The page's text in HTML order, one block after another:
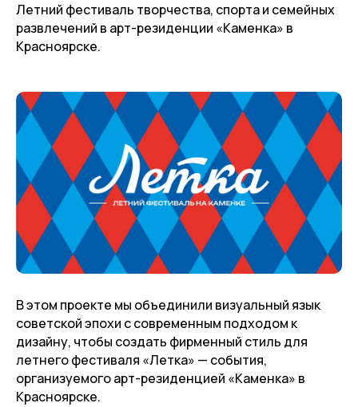
Летний фестиваль творчества, спорта и семейных
развлечений в арт-резиденции «Каменка» в
Красноярске.
В этом проекте мы объединили визуальный язык
советской эпохи с современным подходом к
дизайну, чтобы создать фирменный стиль для
летнего фестиваля «Летка» — события,
организуемого арт-резиденцией «Каменка» в
Красноярске.